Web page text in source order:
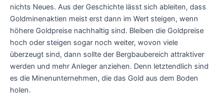
nichts Neues. Aus der Geschichte lässt sich ableiten, dass
Goldminenaktien meist erst dann im Wert steigen, wenn
höhere Goldpreise nachhaltig sind. Bleiben die Goldpreise
hoch oder steigen sogar noch weiter, wovon viele
überzeugt sind, dann sollte der Bergbaubereich attraktiver
werden und mehr Anleger anziehen. Denn letztendlich sind
es die Minenunternehmen, die das Gold aus dem Boden
holen.